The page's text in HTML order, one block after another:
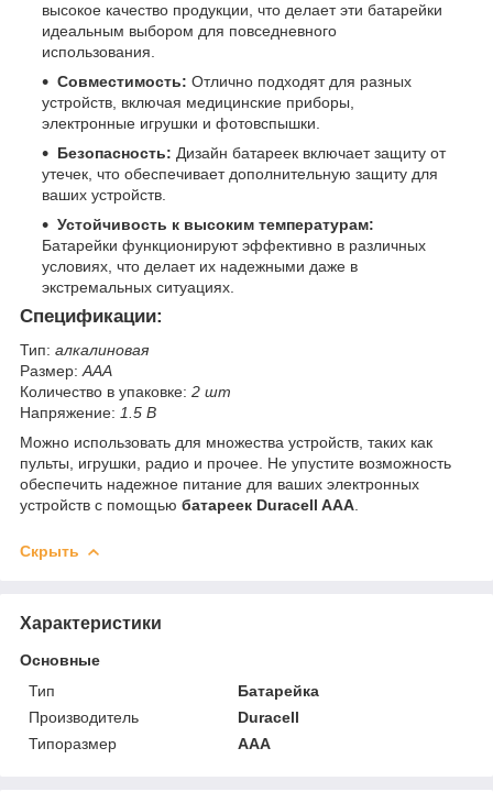
высокое качество продукции, что делает эти батарейки
идеальным выбором для повседневного
использования.
Совместимость: Отлично подходят для разных
устройств, включая медицинские приборы,
электронные игрушки и фотовспышки.
Безопасность: Дизайн батареек включает защиту от
утечек, что обеспечивает дополнительную защиту для
ваших устройств.
Устойчивость к высоким температурам:
Батарейки функционируют эффективно в различных
условиях, что делает их надежными даже в
экстремальных ситуациях.
Спецификации:
Тип: алкалиновая
Размер: AAA
Количество в упаковке: 2 шт
Напряжение: 1.5 В
Можно использовать для множества устройств, таких как
пульты, игрушки, радио и прочее. Не упустите возможность
обеспечить надежное питание для ваших электронных
устройств с помощью батареек Duracell AAA
Скрыть
Характеристики
Основные
Тип
Батарейка
Производитель
Duracell
Типоразмер
AAA